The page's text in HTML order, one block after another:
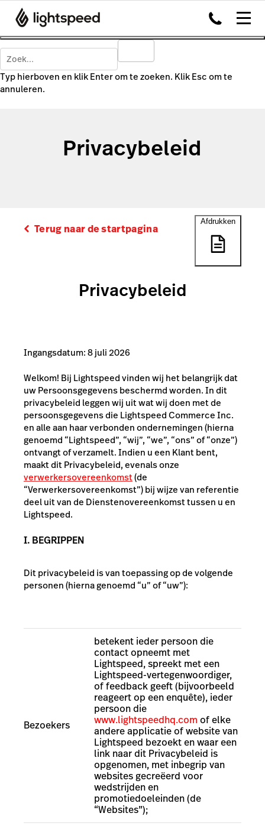
Typ hierboven en klik Enter om te zoeken. Klik Esc om te
annuleren.
Privacybeleid
Terug naar de startpagina
Privacybeleid
Ingangsdatum: 8 juli 2026
Welkom! Bij Lightspeed vinden wij het belangrijk dat
uw Persoonsgegevens beschermd worden. In dit
privacybeleid leggen wij uit wat wij doen met de
persoonsgegevens die Lightspeed Commerce Inc.
en alle aan haar verbonden ondernemingen (hierna
genoemd “Lightspeed”, “wij”, “we”, “ons” of “onze”)
ontvangt of verzamelt. Indien u een Klant bent,
maakt dit Privacybeleid, evenals onze
verwerkersovereenkomst(de
“Verwerkersovereenkomst”) bij wijze van referentie
deel uit van de Dienstenovereenkomst tussen u en
Lightspeed.
I. BEGRIPPEN
Dit privacybeleid is van toepassing op de volgende
personen (hierna genoemd “u” of “uw”):
Bezoekers
betekent ieder persoon die
contact opneemt met
Lightspeed, spreekt met een
Lightspeed-vertegenwoordiger,
of feedback geeft (bijvoorbeeld
reageert op een enquête), ieder
persoon die
www.lightspeedhq.com of elke
andere applicatie of website van
Lightspeed bezoekt en waar een
link naar dit Privacybeleid is
opgenomen, met inbegrip van
websites gecreëerd voor
wedstrijden en
promotiedoeleinden (de
“Websites”);